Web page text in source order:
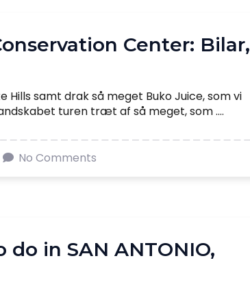
Center: Bilar,
samt drak så meget Buko Juice, som vi
turen træt af så meget, som ....
No Comments
in SAN ANTONIO,